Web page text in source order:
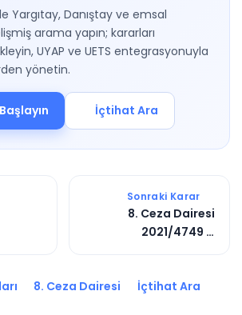
Yargıtay, Danıştay ve emsal
arama yapın; kararları
UYAP ve UETS entegrasyonuyla
yönetin.
İçtihat Ara
Sonraki Karar
8. Ceza Dairesi
2021/4749 E.
8. Ceza Dairesi İçtihat Ara